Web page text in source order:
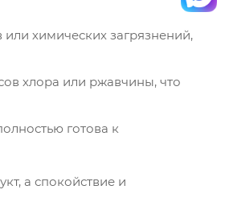
или химических загрязнений,
хлора или ржавчины, что
готова к
а спокойствие и